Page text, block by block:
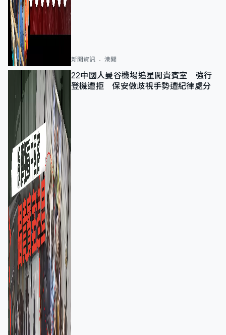
新聞資訊 港聞
22中國人曼谷機場追星闖貴賓室 強行
登機遭拒 保安做歧視手勢遭紀律處分